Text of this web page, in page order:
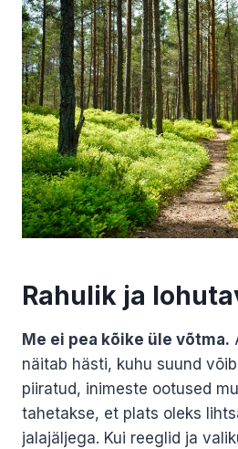
Rahulik ja
Me ei pea kõike üle võtma.
näitab hästi, kuhu suund
piiratud, inimeste ootused
tahetakse, et plats oleks
jalajäljega. Kui reeglid ja